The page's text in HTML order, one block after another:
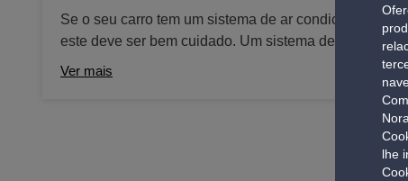
Se o seu carro tem um sistema de ar condicionado,
este deve ser bem cuidado. Um sistema de ar
condicionado com as devidas manutenções,
tornará o AC do seu carro não só num elemento de
Ver mais
lhe